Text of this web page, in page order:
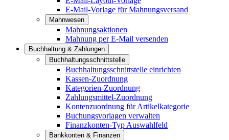
E-Mail-Vorlage für Mahnungsversand
Mahnwesen
Mahnungsaktionen
Mahnung per E-Mail versenden
Buchhaltung & Zahlungen
Buchhaltungsschnittstelle
Buchhaltungsschnittstelle einrichten
Kassen-Zuordnung
Kategorien-Zuordnung
Zahlungsmittel-Zuordnung
Kontenzuordnung für Artikelkategorie
Buchungsvorlagen verwalten
Finanzkonten-Typ Auswahlfeld
Bankkonten & Finanzen